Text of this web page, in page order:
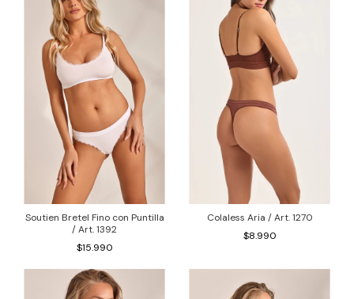
Soutien Bretel Fino con Puntilla
/ Art. 1392
$15.990
Colaless Aria / Art. 1270
$8.990